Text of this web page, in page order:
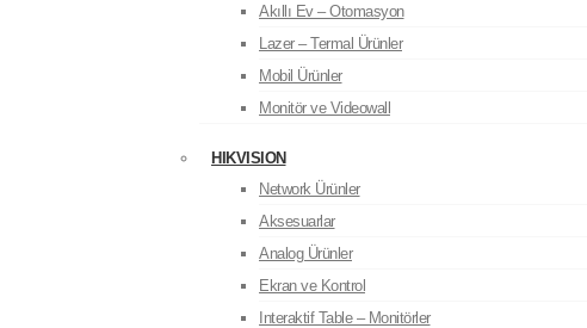
Akıllı Ev – Otomasyon
Lazer – Termal Ürünler
Mobil Ürünler
Monitör ve Videowall
HIKVISION
Network Ürünler
Aksesuarlar
Analog Ürünler
Ekran ve Kontrol
Interaktif Table – Monitörler